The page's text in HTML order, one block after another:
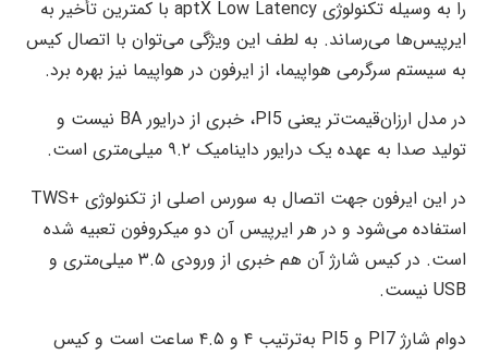
را به وسیله تکنولوژی aptX Low Latency با کمترین تأخیر به
ایرپیس‌ها می‌رساند. به لطف این ویژگی می‌توان با اتصال کیس
به سیستم سرگرمی هواپیما، از ایرفون در هواپیما نیز بهره برد.
در مدل ارزان‌قیمت‌تر یعنی PI5، خبری از درایور BA نیست و
تولید صدا به عهده یک درایور داینامیک ۹.۲ میلی‌متری است.
در این ایرفون جهت اتصال به سورس اصلی از تکنولوژی +TWS
استفاده می‌شود و در هر ایرپیس آن دو میکروفون تعبیه شده
است. در کیس شارژ آن هم خبری از ورودی ۳.۵ میلی‌متری و
USB نیست.
دوام شارژ PI7 و PI5 به‌ترتیب ۴ و ۴.۵ ساعت است و کیس